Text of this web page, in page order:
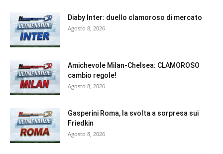
Diaby Inter: duello clamoroso di mercato
Agosto 8, 2026
Amichevole Milan-Chelsea: CLAMOROSO
cambio regole!
Agosto 8, 2026
Gasperini Roma, la svolta a sorpresa sui
Friedkin
Agosto 8, 2026